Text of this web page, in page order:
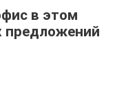
в этом
предложений